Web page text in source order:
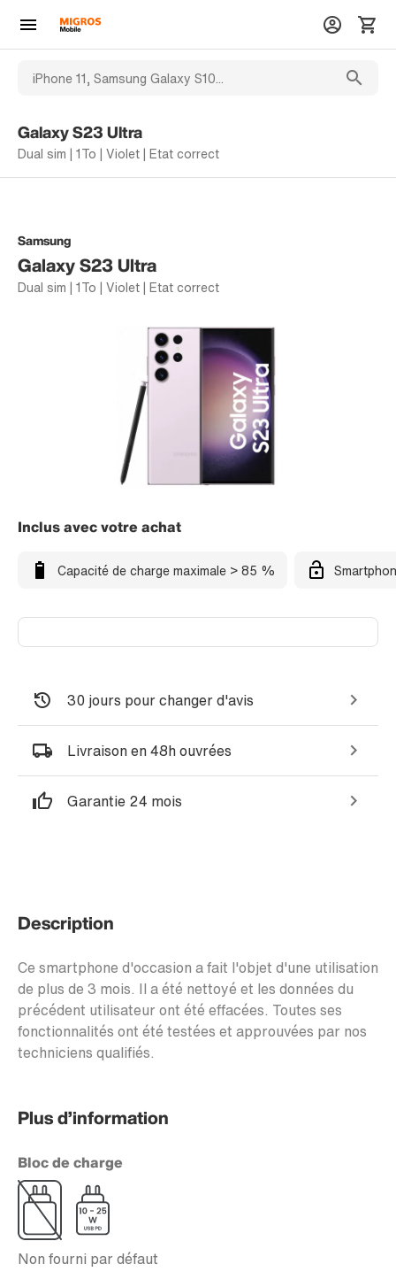
Galaxy S23 Ultra
Dual sim | 1To | Violet | Etat correct
Samsung
Galaxy S23 Ultra
Dual sim | 1To | Violet | Etat correct
Inclus avec votre achat
Capacité de charge maximale > 85 %
30 jours pour changer d'avis
Livraison en 48h ouvrées
Garantie 24 mois
Description
Ce smartphone d'occasion a fait l'objet d'une utilisation
de plus de 3 mois. Il a été nettoyé et les données du
précédent utilisateur ont été effacées. Toutes ses
fonctionnalités ont été testées et approuvées par nos
techniciens qualifiés.
Plus d’information
Bloc de charge
Non fourni par défaut